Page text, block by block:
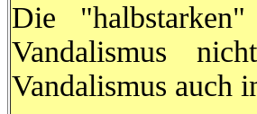
Die
Vandalismus
Vandalismus auch